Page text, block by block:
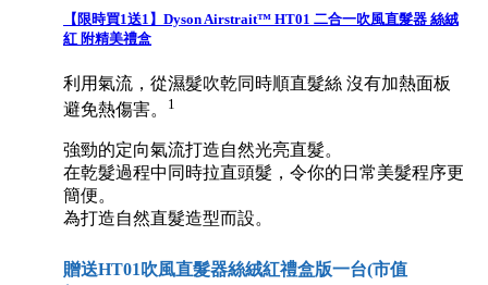
【限時買1送1】Dyson Airstrait™ HT01 二合一吹風直髮器 絲絨
紅 附精美禮盒
利用氣流，從濕髮吹乾同時順直髮絲 沒有加熱面板
避免熱傷害。
1
強勁的定向氣流打造自然光亮直髮。
在乾髮過程中同時拉直頭髮，令你的日常美髮程序更
簡便。
為打造自然直髮造型而設。
贈送HT01吹風直髮器絲絨紅禮盒版一台(市值